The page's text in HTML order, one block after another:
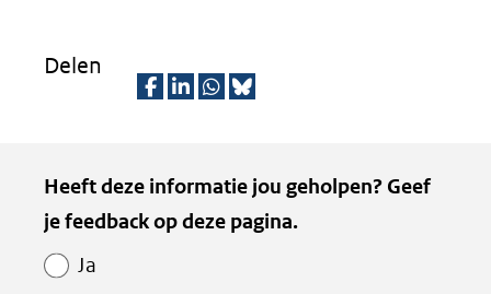
Delen
l
e
l
e
l
e
z
e
Kopie
van
Paginawaardering
Heeft deze informatie jou geholpen? Geef
je feedback op deze pagina.
Ja